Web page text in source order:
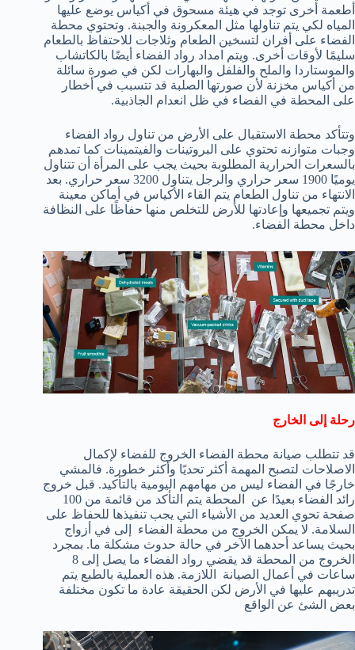
أطعمة أخرى توجد في هيئة مسحوق في أكياس يوضع عليها
المياه لكي يتم تناولها مثل المعكرونة والجبنة. وتحتوي محطة
الفضاء على أفران لتسخين الطعام وثلاجات للاحتفاظ بالطعام
سليمًا لأوقات أخرى. ويتم امداد رواد الفضاء أيضًا بالكاتشاب
والموستاردا والملح والفلفل والبهارات لكن في صورة سائلة
من أكياس مخزنة لأن صورتها الصلبة قد تتسبب في أخطار
على المحطة في الفضاء في ظل انعدام الجاذبية.
وتتأكد محطة الاستقبال على الأرض من تناول رواد الفضاء
وجبات متوازنه تحتوي على البروتينات والفيتمينات كما تمدهم
بالسعرات الحرارية المطلوبة بحيث يجب على المرأة أن تتناول
يوميًا 1900 سعر حراري والرجل يتناول 3200 سعر حراري. بعد
الانتهاء من تناول الطعام يتم القاء الأكياس في أماكن معينة
ويتم تجميعها وإعادتها للأرض للتخلص منها حفاظًا على النظافة
داخل محطة الفضاء.
رحلة إلى الخارج
قد تتطلب صيانة محطة الفضاء الخروج للفضاء لإكمال
الاصلاحات لتصبح المهمة أكثر تحديًا وأكثر خطورة. فالمشي
خارجًا في الفضاء ليس من مهامهم اليومية بالتأكيد. قبل خروج
رائد الفضاء بعيدًا عن المحطة يتم التأكد من قائمة من 100
صفحة تحوي العديد من الأشياء التي يجب تنفيذها للحفاظ على
السلامة. لا يمكن الخروج من محطة الفضاء إلى في أزواج
بحيث يساعد أحدهما الآخر في حالة حدوث مشكلة ما. بمجرد
الخروج من المحطة قد يقضي رواد الفضاء ما يصل إلى 8
ساعات في أعمال الصيانة اللازمة. هذه العملية بالطبع يتم
تدريبهم عليها في الأرض لكن الحقيقة عادة ما تكون مختلفة
بعض الشئ عن الواقع